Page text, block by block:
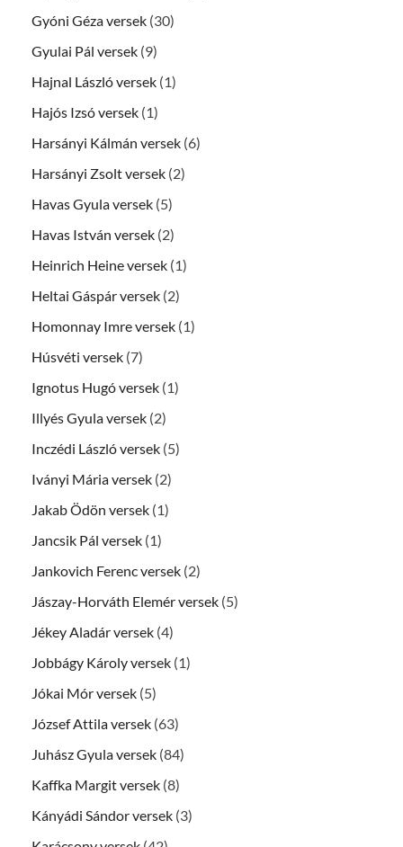
Gyóni Géza versek (30)
Gyulai Pál versek (9)
Hajnal László versek (1)
Hajós Izsó versek (1)
Harsányi Kálmán versek (6)
Harsányi Zsolt versek (2)
Havas Gyula versek (5)
Havas István versek (2)
Heinrich Heine versek (1)
Heltai Gáspár versek (2)
Homonnay Imre versek (1)
Húsvéti versek (7)
Ignotus Hugó versek (1)
Illyés Gyula versek (2)
Inczédi László versek (5)
Iványi Mária versek (2)
Jakab Ödön versek (1)
Jancsik Pál versek (1)
Jankovich Ferenc versek (2)
Jászay-Horváth Elemér versek (5)
Jékey Aladár versek (4)
Jobbágy Károly versek (1)
Jókai Mór versek (5)
József Attila versek (63)
Juhász Gyula versek (84)
Kaffka Margit versek (8)
Kányádi Sándor versek (3)